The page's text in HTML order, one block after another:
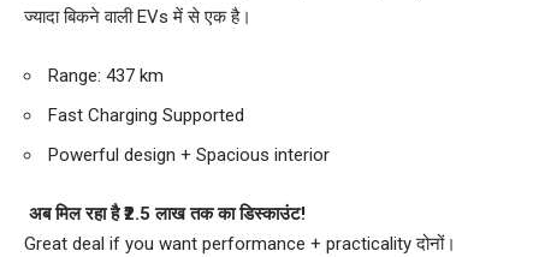
ज्यादा बिकने वाली EVs में से एक है।
Range: 437 km
Fast Charging Supported
Powerful design + Spacious interior
अब मिल रहा है ₹2.5 लाख तक का डिस्काउंट!
Great deal if you want performance + practicality दोनों।